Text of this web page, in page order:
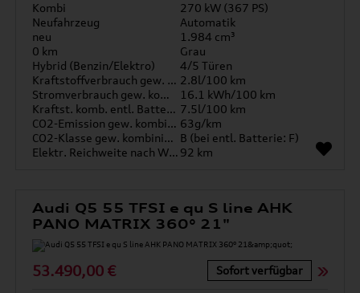
Kombi
270 kW (367 PS)
Neufahrzeug
Automatik
neu
1.984 cm³
0 km
Grau
Hybrid (Benzin/Elektro)
4/5 Türen
Kraftstoffverbrauch gew. kombiniert 2.8l/100 km
Stromverbrauch gew. kombiniert
16.1 kWh/100 km
Kraftst. komb. entl. Batterie 7.5l/100 km
CO2-Emission gew. kombiniert 63g/km
CO2-Klasse gew. kombiniert B (bei entl. Batterie: F)
Elektr. Reichweite nach WLTP* 92 km
Audi Q5 55 TFSI e qu S line AHK
PANO MATRIX 360° 21"
53.490,00 € Sofort verfügbar